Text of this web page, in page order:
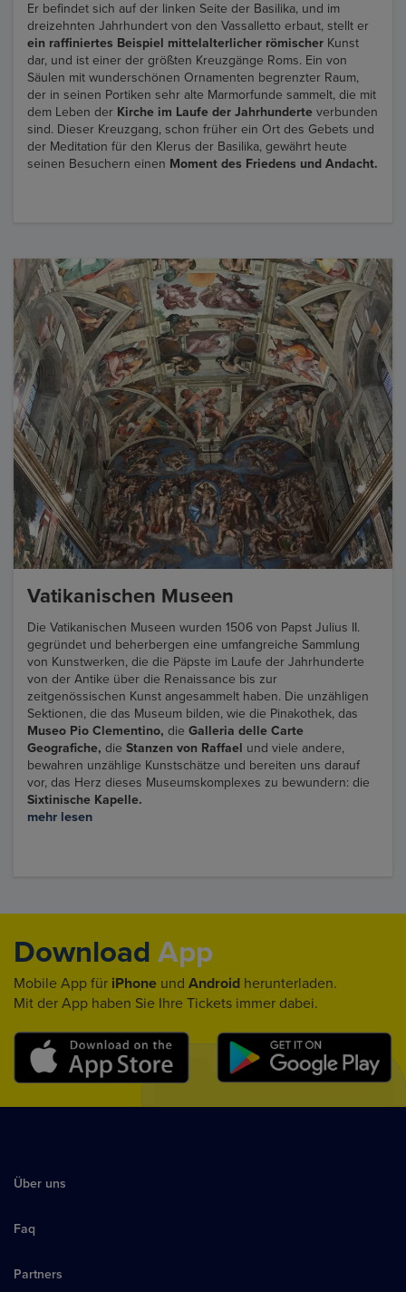
Er befindet sich auf der linken Seite der Basilika, und im
dreizehnten Jahrhundert von den Vassalletto erbaut, stellt er
ein raffiniertes Beispiel mittelalterlicher römischer Kunst
dar, und ist einer der größten Kreuzgänge Roms. Ein von
Säulen mit wunderschönen Ornamenten begrenzter Raum,
der in seinen Portiken sehr alte Marmorfunde sammelt, die mit
dem Leben der Kirche im Laufe der Jahrhunderte verbunden
sind. Dieser Kreuzgang, schon früher ein Ort des Gebets und
der Meditation für den Klerus der Basilika, gewährt heute
seinen Besuchern einen Moment des Friedens und Andacht.
Vatikanischen Museen
Die Vatikanischen Museen wurden 1506 von Papst Julius II.
gegründet und beherbergen eine umfangreiche Sammlung
von Kunstwerken, die die Päpste im Laufe der Jahrhunderte
von der Antike über die Renaissance bis zur
zeitgenössischen Kunst angesammelt haben. Die unzähligen
Sektionen, die das Museum bilden, wie die Pinakothek, das
Museo Pio Clementino, die Galleria delle Carte
Geografiche, die Stanzen von Raffael und viele andere,
bewahren unzählige Kunstschätze und bereiten uns darauf
vor, das Herz dieses Museumskomplexes zu bewundern: die
Sixtinische Kapelle.
mehr lesen
Download App
Mobile App für iPhone und Android herunterladen.
Mit der App haben Sie Ihre Tickets immer dabei.
Über uns
Faq
Partners